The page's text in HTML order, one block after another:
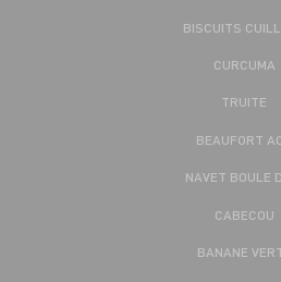
BISCUITS
CURCUMA
TRUITE
BEAUFORT
NAVET BOULE
CABECOU
BANANE